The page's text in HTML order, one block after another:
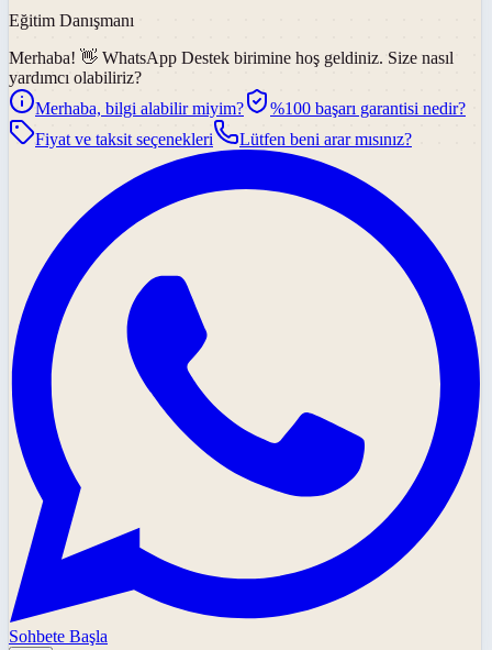
Eğitim Danışmanı
Merhaba! 👋 WhatsApp Destek birimine hoş geldiniz. Size nasıl
yardımcı olabiliriz?
Merhaba, bilgi alabilir miyim?
%100 başarı garantisi nedir?
Fiyat ve taksit seçenekleri
Lütfen beni arar mısınız?
Sohbete Başla